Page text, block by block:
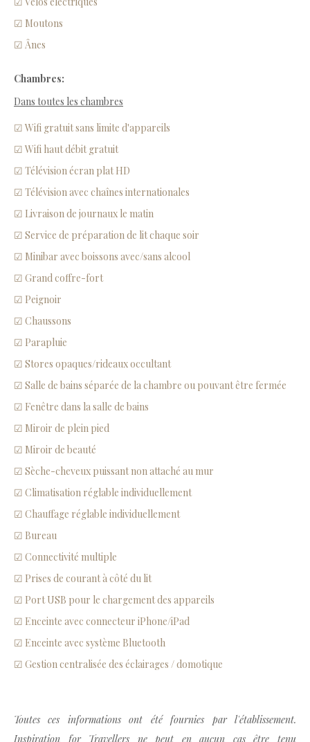
☑ Moutons
☑ Ânes
Chambres:
Dans toutes les chambres
☑ Wifi gratuit sans limite d'appareils
☑ Wifi haut débit gratuit
☑ Télévision écran plat HD
☑ Télévision avec chaînes internationales
☑ Livraison de journaux le matin
☑ Service de préparation de lit chaque soir
☑ Minibar avec boissons avec/sans alcool
☑ Grand coffre-fort
☑ Peignoir
☑ Chaussons
☑ Parapluie
☑ Stores opaques/rideaux occultant
☑ Salle de bains séparée de la chambre ou pouvant être fermée
☑ Fenêtre dans la salle de bains
☑ Miroir de plein pied
☑ Miroir de beauté
☑ Sèche-cheveux puissant non attaché au mur
☑ Climatisation réglable individuellement
☑ Chauffage réglable individuellement
☑ Bureau
☑ Connectivité multiple
☑ Prises de courant à côté du lit
☑ Port USB pour le chargement des appareils
☑ Enceinte avec connecteur iPhone/iPad
☑ Enceinte avec système Bluetooth
☑ Gestion centralisée des éclairages / domotique
Toutes ces informations ont été fournies par l'établissement.
Inspiration for Travellers ne peut en aucun cas être tenu